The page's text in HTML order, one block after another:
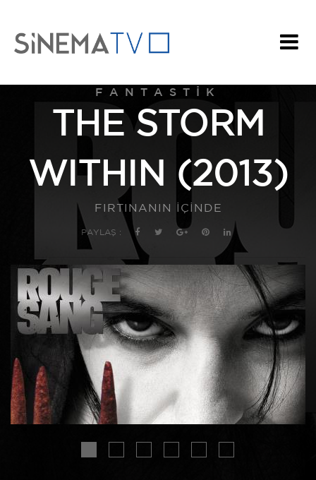
FANTASTIK
THE STORM
WITHIN (2013)
FIRTINANIN İÇİNDE
PAYLAŞ :